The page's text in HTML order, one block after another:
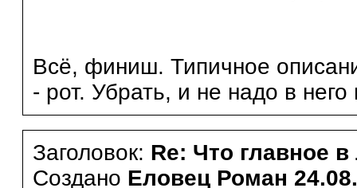
Всё, финиш. Типичное
- рот. Убрать, и не надо в
Заголовок: Re: Что главное в
Создано Еловец Роман